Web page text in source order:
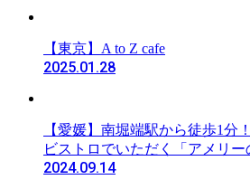
【東京】A to Z cafe
2025.01.28
【愛媛】南堀端駅から徒歩1分
ビストロでいただく「アメリー
2024.09.14